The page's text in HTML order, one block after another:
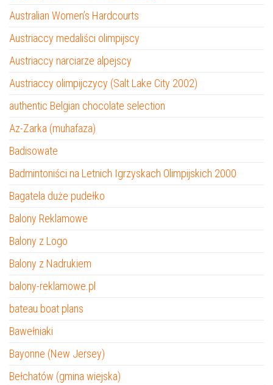
Australian Women’s Hardcourts
Austriaccy medaliści olimpijscy
Austriaccy narciarze alpejscy
Austriaccy olimpijczycy (Salt Lake City 2002)
authentic Belgian chocolate selection
Az-Zarka (muhafaza)
Badisowate
Badmintoniści na Letnich Igrzyskach Olimpijskich 2000
Bagatela duże pudełko
Balony Reklamowe
Balony z Logo
Balony z Nadrukiem
balony-reklamowe.pl
bateau boat plans
Bawełniaki
Bayonne (New Jersey)
Bełchatów (gmina wiejska)